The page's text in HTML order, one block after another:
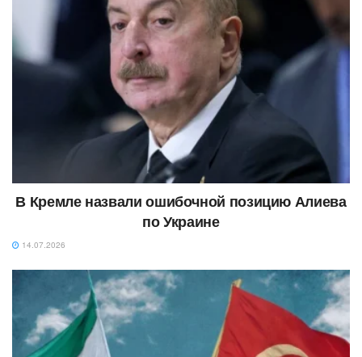
В Кремле назвали ошибочной позицию Алиева
по Украине
14.07.2026